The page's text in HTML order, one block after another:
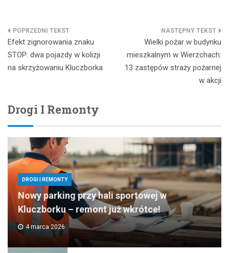
Nawigacja
wpisu
Efekt zignorowania znaku
STOP: dwa pojazdy w kolizji
na skrzyżowaniu Kluczborka
Wielki pożar w budynku
mieszkalnym w Wierzchach:
13 zastępów straży pożarnej
w akcji
Drogi I Remonty
DROGI I REMONTY
Nowy parking przy hali sportowej w
Kluczborku – remont już wkrótce!
4 marca 2026